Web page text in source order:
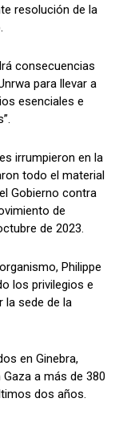
resolución de la
consecuencias
para llevar a
esenciales e
irrumpieron en la
todo el material
Gobierno contra
de
de 2023.
Philippe
los privilegios e
la sede de la
en Ginebra,
a más de 380
dos años.